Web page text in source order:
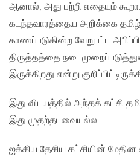
ஆனால், அது பற்றி எதையும்
கடந்தவாரத்தைய அறிக்கை தமிழ்
காணப்படுகின்ற வேறுபட்ட
திருத்தத்தை
இருக்கிறது என்று
இது விடயத்தில் அந்தக் கட்சி
இது முதற்தடவையல்ல.
ஐக்கிய தேசிய கட்சியின் மேதின